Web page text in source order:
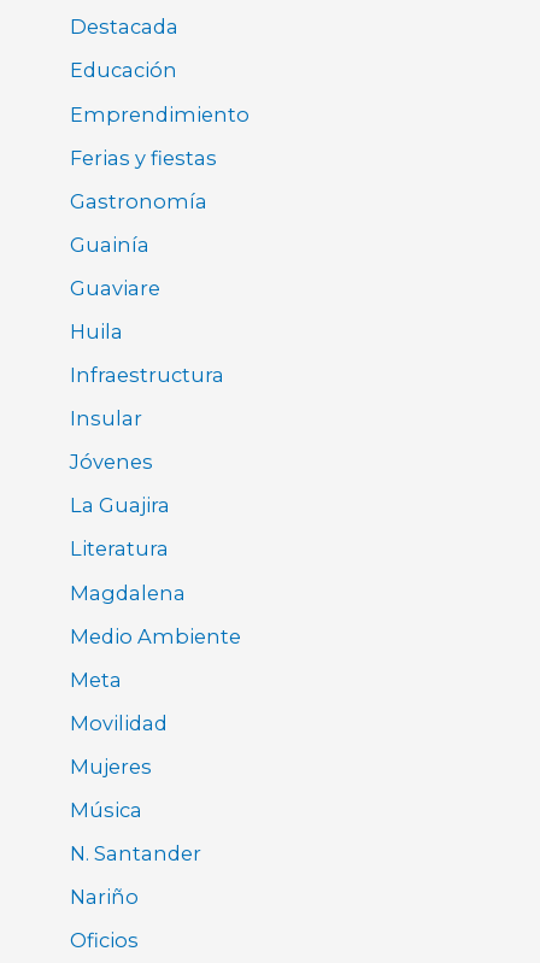
Destacada
Educación
Emprendimiento
Ferias y fiestas
Gastronomía
Guainía
Guaviare
Huila
Infraestructura
Insular
Jóvenes
La Guajira
Literatura
Magdalena
Medio Ambiente
Meta
Movilidad
Mujeres
Música
N. Santander
Nariño
Oficios